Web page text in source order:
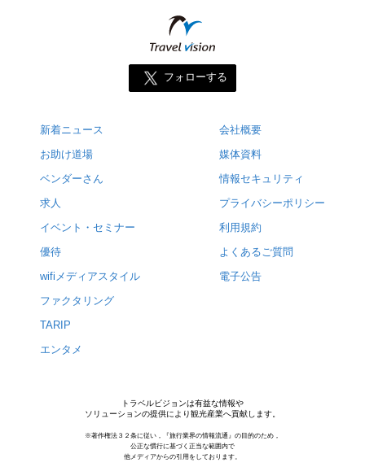
フォローする
新着ニュース
お助け道場
ベンダーさん
求人
イベント・セミナー
優待
wifiメディアスタイル
ファクタリング
TARIP
エンタメ
会社概要
媒体資料
情報セキュリティ
プライバシーポリシー
利用規約
よくあるご質問
電子公告
トラベルビジョンは有益な情報や
ソリューションの提供により観光産業へ貢献します。
※著作権法３２条に従い，『旅行業界の情報流通』の目的のため，
公正な慣行に基づく正当な範囲内で
他メディアからの引用をしております。